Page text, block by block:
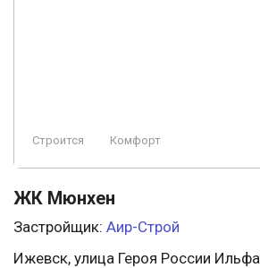
Премиум Элитный
Строится Комфорт
ЖК Мюнхен
Застройщик: Аир-Строй
Ижевск, улица Героя России